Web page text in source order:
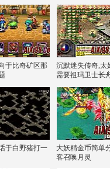
于比奇矿区那
沉默迷失传奇,太
需要祖玛卫士长
于白野猪打一
大妖精金币简单
客召唤月灵